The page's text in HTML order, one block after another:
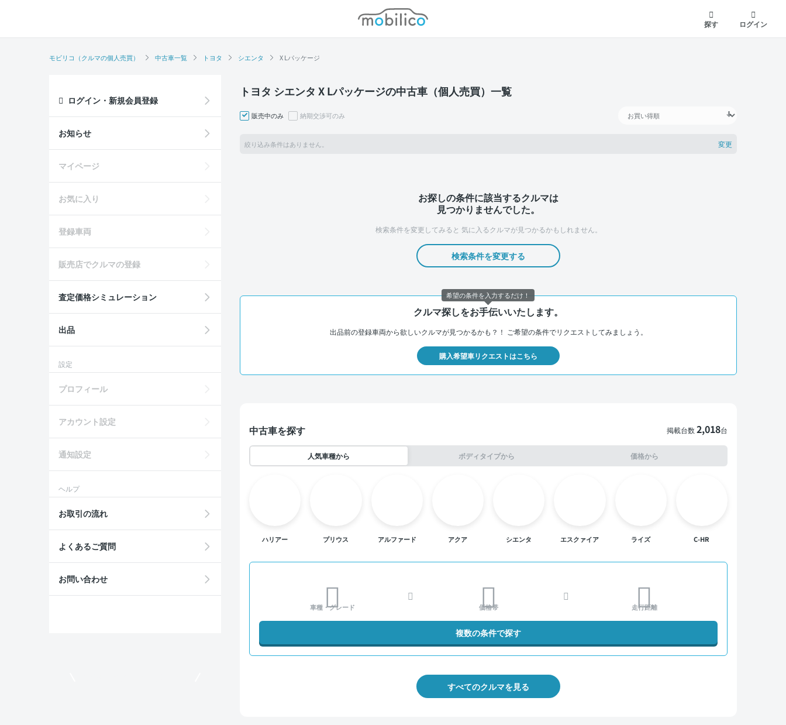
モビリコ
探す
ログイン
モビリコ（クルマの個人売買） 中古車一覧 トヨタ シエンタ X Lパッケージ
トヨタ シエンタ X Lパッケージの中古車（個人売買）一覧
販売中のみ 納期交渉可のみ
絞り込み条件はありません。 変更
お探しの条件に該当するクルマは
見つかりませんでした。
検索条件を変更してみると 気に入るクルマが見つかるかもしれません。
検索条件を変更する
クルマ探しをお手伝いいたします。
出品前の登録車両から欲しいクルマが見つかるかも？！ ご希望の条件でリクエストしてみましょう。
購入希望車リクエストはこちら
中古車を探す 掲載台数2,018台
人気車種から ボディタイプから 価格から
ハリアー プリウス アルファード アクア シエンタ エスクァイア ライズ C-HR
車種・グレード 価格帯 走行距離
複数の条件で探す
すべてのクルマを見る
ログイン・新規会員登録
お知らせ
マイページ
お気に入り
登録車両
販売店でクルマの登録
査定価格シミュレーション
出品
設定
プロフィール
アカウント設定
通知設定
ヘルプ
お取引の流れ
よくあるご質問
お問い合わせ
希望の条件を入力するだけ！